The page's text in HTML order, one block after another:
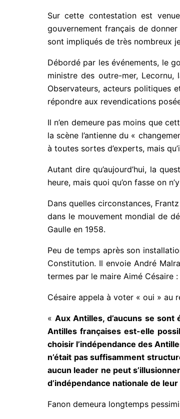
Sur cette contestation est
gouvernement français de
sont impliqués de très nombreux
Débordé par les événements, le
ministre des outre-mer,
Observateurs, acteurs politiques
répondre aux revendications
Il n’en demeure pas moins que
la scène l’antienne du «
à toutes sortes d’experts, mais
Autant dire qu’aujourd’hui, la
heure, mais quoi qu’on fasse on
Dans quelles circonstances,
dans le mouvement mondial de
Gaulle en 1958.
Peu de temps après son
Constitution. Il envoie André
termes par le maire Aimé Césaire :
Césaire appela à voter « oui » au
«Aux Antilles, d’aucuns se
Antilles françaises est-elle
choisir l’indépendance des
n’était pas suffisamment
aucun leader ne peut
d’indépendance nationale de leur
Fanon demeura longtemps